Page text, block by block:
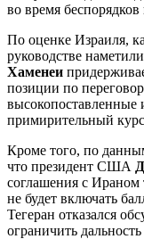
во время беспорядков
По оценке Израиля,
руководстве
Хаменеи
позиции по
примирительный
Кроме того, по
что президент США
соглашения с Ираном
не будет включать
Тегеран отказался
ограничить